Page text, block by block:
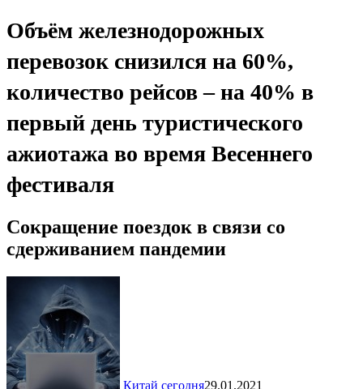
Объём железнодорожных
перевозок снизился на 60%,
количество рейсов – на 40% в
первый день туристического
ажиотажа во время Весеннего
фестиваля
Сокращение поездок в связи со
сдерживанием пандемии
Китай сегодня29.01.2021